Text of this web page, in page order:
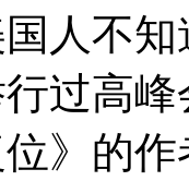
不知
过高
位》的